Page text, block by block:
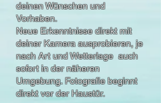
deinen Wünschen und
Vorhaben.
Neue Erkenntnisse direkt mit
deiner Kamera ausprobieren, je
nach Art und Wetterlage auch
sofort in der näheren
Umgebung. Fotografie beginnt
direkt vor der Haustür.